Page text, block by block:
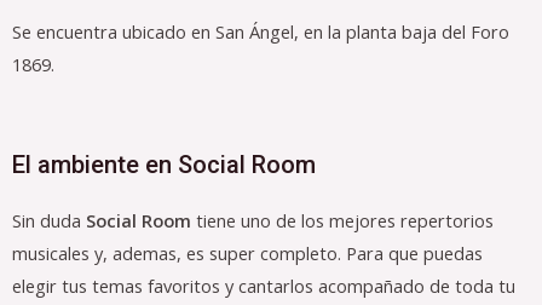
Se encuentra ubicado en San Ángel, en la planta baja del Foro
1869.
El ambiente en Social Room
Sin duda Social Room tiene uno de los mejores repertorios
musicales y, ademas, es super completo. Para que puedas
elegir tus temas favoritos y cantarlos acompañado de toda tu